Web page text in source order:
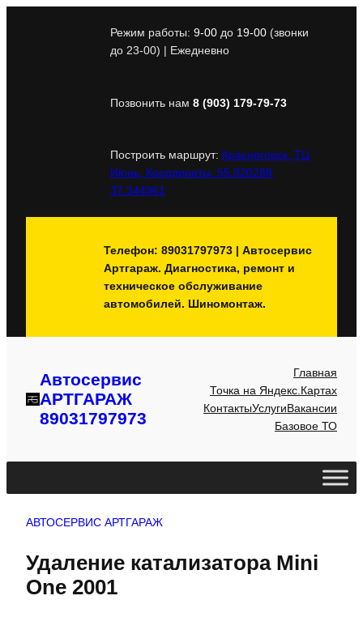
Режим работы: 9-00 до 19-00 (звонки
до 23-00) | Ежедневно
Позвонить нам 8 (903) 179-79-73
Построить маршрут: Красногорск, ТЦ
Июнь, Координаты: 55.820288,
37.344961
Телефон: 89031797973 | Автосервис
Артгараж. Диагностика, ремонт и
техническое обслуживание
автомобилей. Шиномонтаж.
Автосервис
АРТГАРАЖ
89031797973
Главная
Точка на Яндекс.Картах
КонтактыУслугиВакансии
Базовое ТО
АВТОСЕРВИС АРТГАРАЖ
Удаление катализатора Mini
One 2001